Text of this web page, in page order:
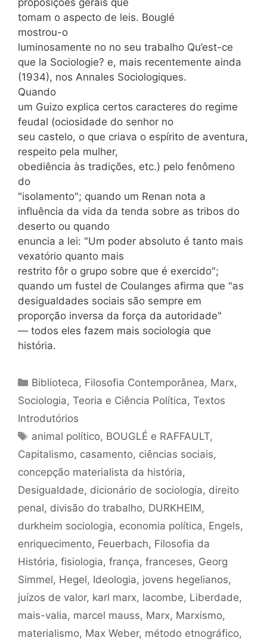
tomam o aspecto de leis. Bouglé
mostrou-o
luminosamente no no seu trabalho Qu’est-ce
que la Sociologie? e, mais recentemente ainda
(1934), nos Annales Sociologiques.
Quando
um Guizo explica certos caracteres do regime
feudal (ociosidade do senhor no
seu castelo, o que criava o espírito de aventura,
respeito pela mulher,
obediência às tradições, etc.) pelo fenômeno
do
"isolamento"; quando um Renan nota a
influência da vida da tenda sobre as tribos do
deserto ou quando
enuncia a lei: "Um poder absoluto é tanto mais
vexatório quanto mais
restrito fôr o grupo sobre que é exercido";
quando um fustel de Coulanges afirma que "as
desigualdades sociais são sempre em
proporção inversa da força da autoridade"
— todos eles fazem mais sociologia que
história.
Categorias
Biblioteca, Filosofia Contemporânea, Marx,
Sociologia, Teoria e Ciência Política, Textos
Introdutórios
Tags
animal político, BOUGLÉ e RAFFAULT,
Capitalismo, casamento, ciências sociais,
concepção materialista da história,
Desigualdade, dicionário de sociologia, direito
penal, divisão do trabalho, DURKHEIM,
durkheim sociologia, economia política, Engels,
enriquecimento, Feuerbach, Filosofia da
História, fisiologia, frança, franceses, Georg
Simmel, Hegel, Ideologia, jovens hegelianos,
juízos de valor, karl marx, lacombe, Liberdade,
mais-valia, marcel mauss, Marx, Marxismo,
materialismo, Max Weber, método etnográfico,